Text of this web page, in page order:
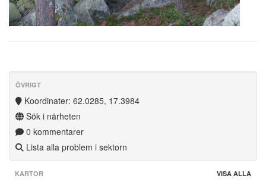
ÖVRIGT
Koordinater: 62.0285, 17.3984
Sök i närheten
0 kommentarer
Lista alla problem i sektorn
KARTOR VISA ALLA